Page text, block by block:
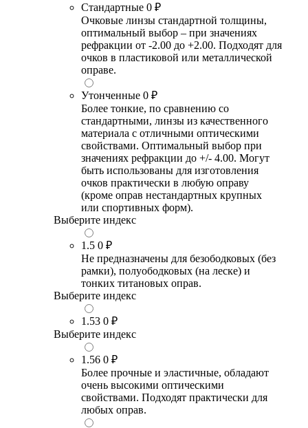
Стандартные 0 ₽
Очковые линзы стандартной толщины,
оптимальный выбор – при значениях
рефракции от -2.00 до +2.00. Подходят для
очков в пластиковой или металлической
оправе.
Утонченные 0 ₽
Более тонкие, по сравнению со
стандартными, линзы из качественного
материала с отличными оптическими
свойствами. Оптимальный выбор при
значениях рефракции до +/- 4.00. Могут
быть использованы для изготовления
очков практически в любую оправу
(кроме оправ нестандартных крупных
или спортивных форм).
Выберите индекс
1.5 0 ₽
Не предназначены для безободковых (без
рамки), полуободковых (на леске) и
тонких титановых оправ.
Выберите индекс
1.53 0 ₽
Выберите индекс
1.56 0 ₽
Более прочные и эластичные, обладают
очень высокими оптическими
свойствами. Подходят практически для
любых оправ.